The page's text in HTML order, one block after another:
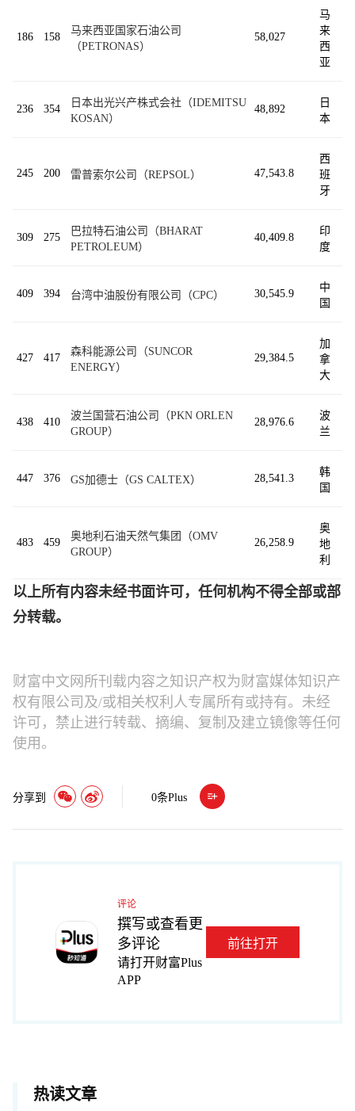
186 158
马来西亚国家石油公司
（PETRONAS）
58,027
马
来
西
亚
236 354
日本出光兴产株式会社（IDEMITSU
KOSAN）
48,892
日
本
245 200 雷普索尔公司（REPSOL） 47,543.8
西
班
牙
309 275
巴拉特石油公司（BHARAT
PETROLEUM）
40,409.8
印
度
409 394 台湾中油股份有限公司（CPC） 30,545.9
中
国
427 417
森科能源公司（SUNCOR
ENERGY）
29,384.5
加
拿
大
438 410
波兰国营石油公司（PKN ORLEN
GROUP）
28,976.6
波
兰
447 376 GS加德士（GS CALTEX） 28,541.3
韩
国
483 459
奥地利石油天然气集团（OMV
GROUP）
26,258.9
奥
地
利
以上所有内容未经书面许可，任何机构不得全部或部
分转载。
财富中文网所刊载内容之知识产权为财富媒体知识产
权有限公司及/或相关权利人专属所有或持有。未经
许可，禁止进行转载、摘编、复制及建立镜像等任何
使用。
分享到 0条Plus
评论
撰写或查看更
多评论
请打开财富Plus
APP
前往打开
热读文章